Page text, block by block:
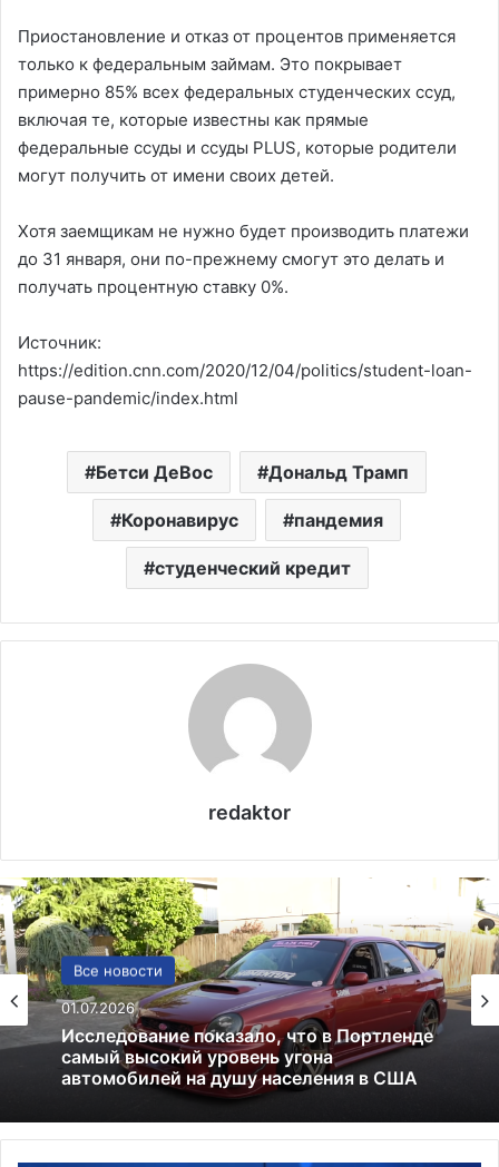
Приостановление и отказ от процентов применяется
только к федеральным займам. Это покрывает
примерно 85% всех федеральных студенческих ссуд,
включая те, которые известны как прямые
федеральные ссуды и ссуды PLUS, которые родители
могут получить от имени своих детей.
Хотя заемщикам не нужно будет производить платежи
до 31 января, они по-прежнему смогут это делать и
получать процентную ставку 0%.
Источник:
https://edition.cnn.com/2020/12/04/politics/student-loan-
pause-pandemic/index.html
Бетси ДеВос Дональд Трамп
Коронавирус пандемия
студенческий кредит
redaktor
Все новости
01.07.2026
США
13.06.2025
Америка имеет огромный избыток сыра